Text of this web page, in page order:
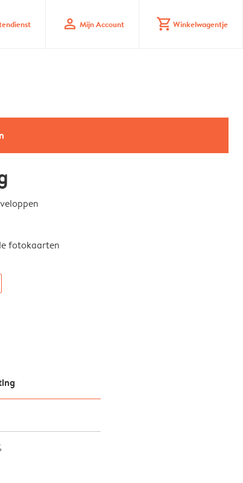
profile Mijn Account shopping_cart Winkelwagentje
fotokaarten